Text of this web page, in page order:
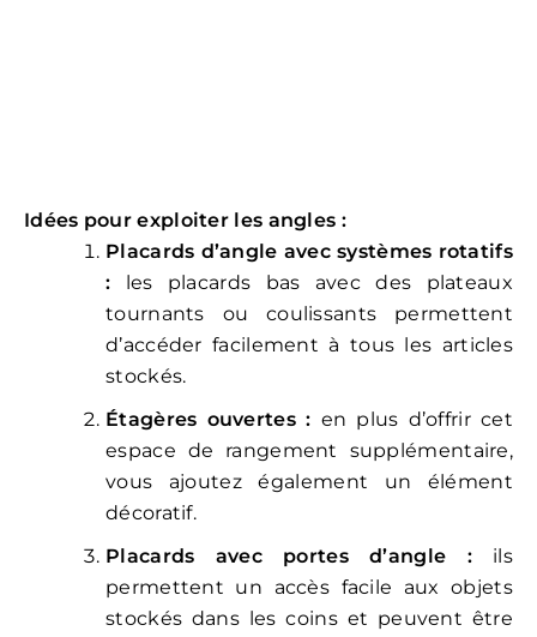
Idées pour exploiter les angles :
Placards d’angle avec systèmes rotatifs
: les placards bas avec des plateaux
tournants ou coulissants permettent
d’accéder facilement à tous les articles
stockés.
Étagères ouvertes : en plus d’offrir cet
espace de rangement supplémentaire,
vous ajoutez également un élément
décoratif.
Placards avec portes d’angle :ils
permettent un accès facile aux objets
stockés dans les coins et peuvent être